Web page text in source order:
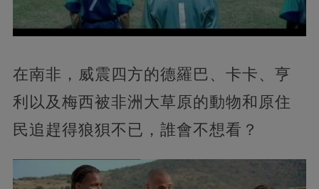
在南非，威震四方的德羅巴、卡卡、亨
利以及梅西被非洲大草原的動物和原住
民追趕得狼狽不已，誰會不想看？